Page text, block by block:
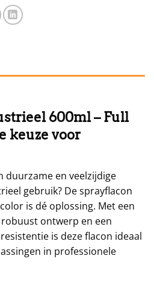
600ml – Full
keuze voor
duurzame en veelzijdige
gebruik? De sprayflacon
is dé oplossing. Met een
ontwerp en een
is deze flacon ideaal
in professionele